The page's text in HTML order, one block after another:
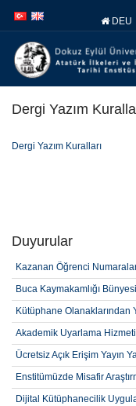
atla
atla
DEU
Dergi Yazım
Dergi Yazım Kuralları
Duyurular
Kazanan Öğrenci
Buca Kaymakamlığı
Kütüphane Olanaklarından
Akademik Uyarlama
Ücretsiz Açık Erişim Yayın
Enstitümüzde Misafir
Dijital Kütüphanecilik